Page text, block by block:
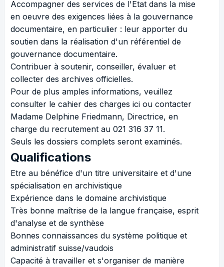
Accompagner des services de l'Etat dans la mise
en oeuvre des exigences liées à la gouvernance
documentaire, en particulier : leur apporter du
soutien dans la réalisation d'un référentiel de
gouvernance documentaire.
Contribuer à soutenir, conseiller, évaluer et
collecter des archives officielles.
Pour de plus amples informations, veuillez
consulter le cahier des charges ici ou contacter
Madame Delphine Friedmann, Directrice, en
charge du recrutement au 021 316 37 11.
Seuls les dossiers complets seront examinés.
Qualifications
Etre au bénéfice d'un titre universitaire et d'une
spécialisation en archivistique
Expérience dans le domaine archivistique
Très bonne maîtrise de la langue française, esprit
d'analyse et de synthèse
Bonnes connaissances du système politique et
administratif suisse/vaudois
Capacité à travailler et s'organiser de manière